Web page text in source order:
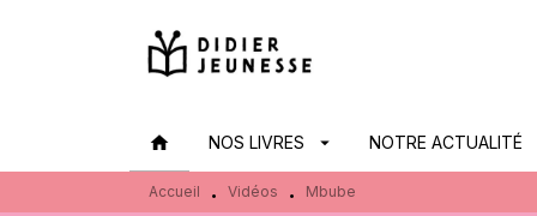
MENU RECHERCHE
home NOS LIVRES arrow_drop_down NOTRE ACTUALITÉ
Accueil • Vidéos • Mbube